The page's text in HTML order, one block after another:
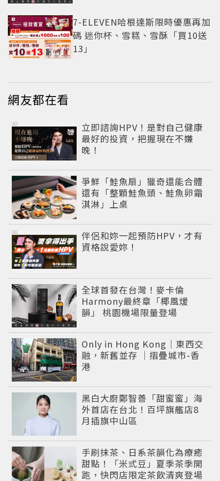
7-ELEVEN哈根達斯限時優惠再加
碼 迷你杯、雪糕、雪酥「買10送
13」
網友都在看
立即諮詢HPV！是對自己健康
最好的投資，把握現在不嫌
晚！
PR
爭鮮「鮭魚扇」獵奇還能合體
還有「整顆鮭魚頭、鮭魚卵霜
淇淋」上桌
伴侶和妳一起預防HPV，才有
資格說愛妳！
PR
全球首發在台灣！麥卡倫
Harmony最終章「椰風煖
韻」 桃園機場限量登場
Only in Hong Kong｜東西交
融，新舊並存 ｜摺疊城市-香
港
黑白大廚鄭智善「甜蜜蜜」海
外首店在台北！百坪旗艦店8
月插旗中山區
手刷抹茶、日系茶韻化為療癒
甜點！「米弎豆」夏季茶季開
跑，快閃店限定茶飲清爽登場